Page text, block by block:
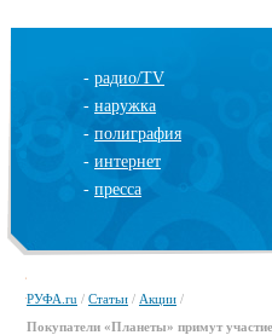
- радио/TV
- наружка
- полиграфия
- интернет
- пресса
РУФА.ru / Статьи / Акции /
Покупатели «Планеты» примут